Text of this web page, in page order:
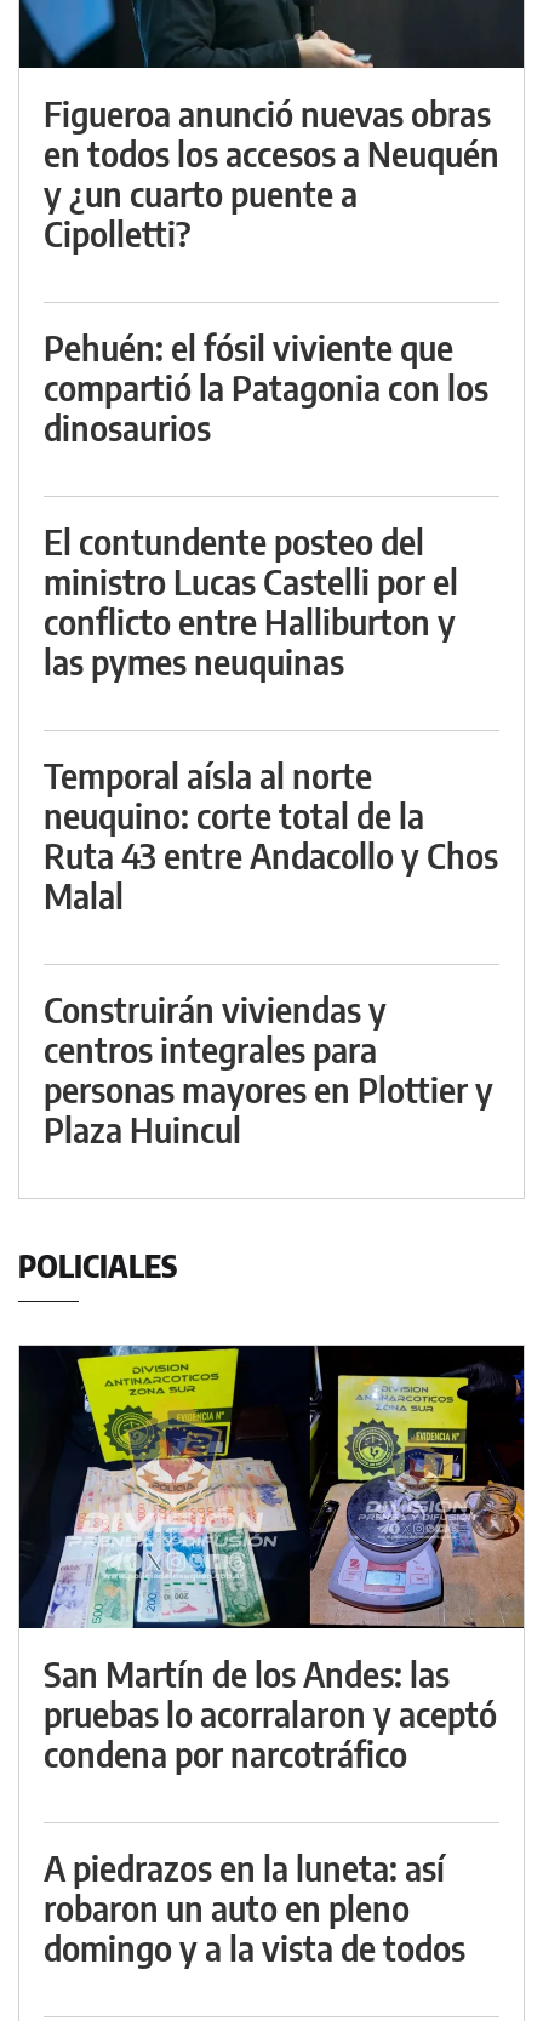
Figueroa anunció nuevas obras
en todos los accesos a Neuquén
y ¿un cuarto puente a
Cipolletti?
Pehuén: el fósil viviente que
compartió la Patagonia con los
dinosaurios
El contundente posteo del
ministro Lucas Castelli por el
conflicto entre Halliburton y
las pymes neuquinas
Temporal aísla al norte
neuquino: corte total de la
Ruta 43 entre Andacollo y Chos
Malal
Construirán viviendas y
centros integrales para
personas mayores en Plottier y
Plaza Huincul
POLICIALES
San Martín de los Andes: las
pruebas lo acorralaron y aceptó
condena por narcotráfico
A piedrazos en la luneta: así
robaron un auto en pleno
domingo y a la vista de todos